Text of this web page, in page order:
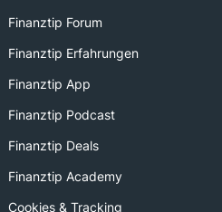
Finanztip Forum
Finanztip Erfahrungen
Finanztip App
Finanztip Podcast
Finanztip Deals
Finanztip Academy
Cookies & Tracking